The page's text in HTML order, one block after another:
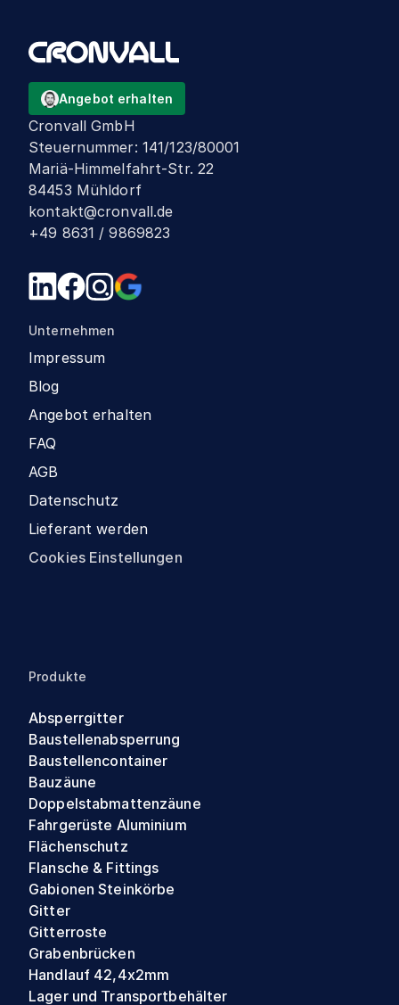
Angebot erhalten
Cronvall GmbH
Steuernummer: 141/123/80001
Mariä-Himmelfahrt-Str. 22
84453 Mühldorf
kontakt@cronvall.de
+49 8631 / 9869823
Unternehmen
Impressum
Blog
Angebot erhalten
FAQ
AGB
Datenschutz
Lieferant werden
Cookies Einstellungen
Produkte
Absperrgitter
Baustellenabsperrung
Baustellencontainer
Bauzäune
Doppelstabmattenzäune
Fahrgerüste Aluminium
Flächenschutz
Flansche & Fittings
Gabionen Steinkörbe
Gitter
Gitterroste
Grabenbrücken
Handlauf 42,4x2mm
Lager und Transportbehälter